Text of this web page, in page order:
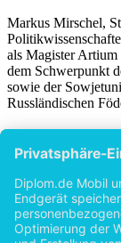
Markus Mirschel,
als Magister
dem Schwerpunkt
sowie der
Russländischen
Der
der